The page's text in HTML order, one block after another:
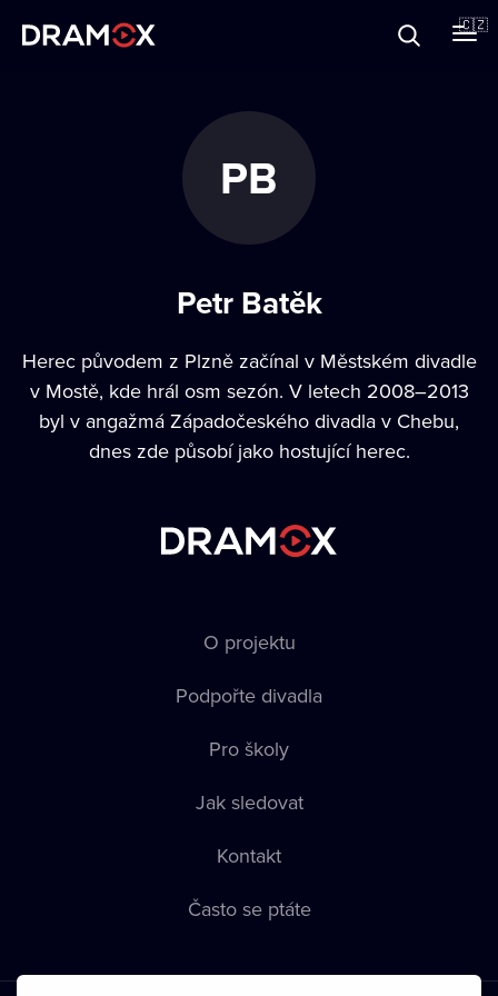
🇨🇿
PB
Petr Batěk
Herec původem z Plzně začínal v Městském divadle
v Mostě, kde hrál osm sezón. V letech 2008–2013
byl v angažmá Západočeského divadla v Chebu,
dnes zde působí jako hostující herec.
O projektu
Podpořte divadla
Pro školy
Jak sledovat
Kontakt
Často se ptáte